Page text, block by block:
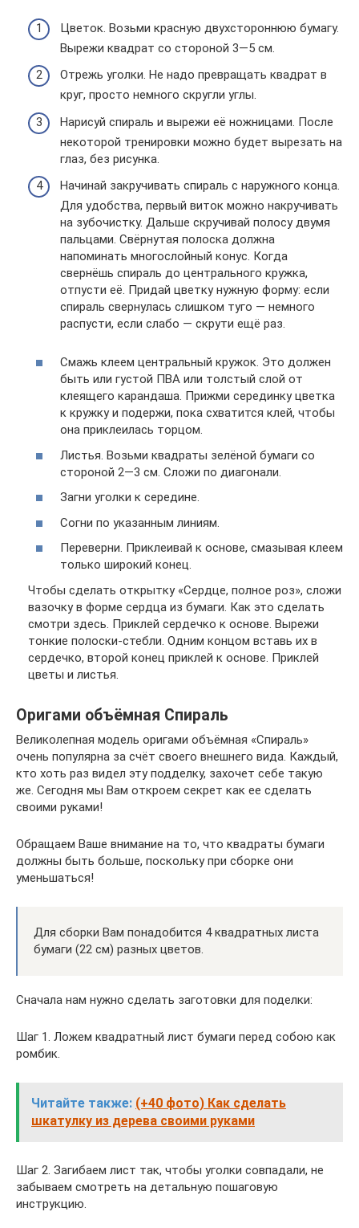
Цветок. Возьми красную двухстороннюю бумагу.
Вырежи квадрат со стороной 3—5 см.
Отрежь уголки. Не надо превращать квадрат в
круг, просто немного скругли углы.
Нарисуй спираль и вырежи её ножницами. После
некоторой тренировки можно будет вырезать на
глаз, без рисунка.
Начинай закручивать спираль с наружного конца.
Для удобства, первый виток можно накручивать
на зубочистку. Дальше скручивай полосу двумя
пальцами. Свёрнутая полоска должна
напоминать многослойный конус. Когда
свернёшь спираль до центрального кружка,
отпусти её. Придай цветку нужную форму: если
спираль свернулась слишком туго — немного
распусти, если слабо — скрути ещё раз.
Смажь клеем центральный кружок. Это должен
быть или густой ПВА или толстый слой от
клеящего карандаша. Прижми серединку цветка
к кружку и подержи, пока схватится клей, чтобы
она приклеилась торцом.
Листья. Возьми квадраты зелёной бумаги со
стороной 2—3 см. Сложи по диагонали.
Загни уголки к середине.
Согни по указанным линиям.
Переверни. Приклеивай к основе, смазывая клеем
только широкий конец.
Чтобы сделать открытку «Сердце, полное роз», сложи
вазочку в форме сердца из бумаги. Как это сделать
смотри здесь. Приклей сердечко к основе. Вырежи
тонкие полоски-стебли. Одним концом вставь их в
сердечко, второй конец приклей к основе. Приклей
цветы и листья.
Оригами объёмная Спираль
Великолепная модель оригами объёмная «Спираль»
очень популярна за счёт своего внешнего вида. Каждый,
кто хоть раз видел эту подделку, захочет себе такую
же. Сегодня мы Вам откроем секрет как ее сделать
своими руками!
Обращаем Ваше внимание на то, что квадраты бумаги
должны быть больше, поскольку при сборке они
уменьшаться!
Для сборки Вам понадобится 4 квадратных листа
бумаги (22 см) разных цветов.
Сначала нам нужно сделать заготовки для поделки:
Шаг 1. Ложем квадратный лист бумаги перед собою как
ромбик.
Читайте также: (+40 фото) Как сделать
шкатулку из дерева своими руками
Шаг 2. Загибаем лист так, чтобы уголки совпадали, не
забываем смотреть на детальную пошаговую
инструкцию.